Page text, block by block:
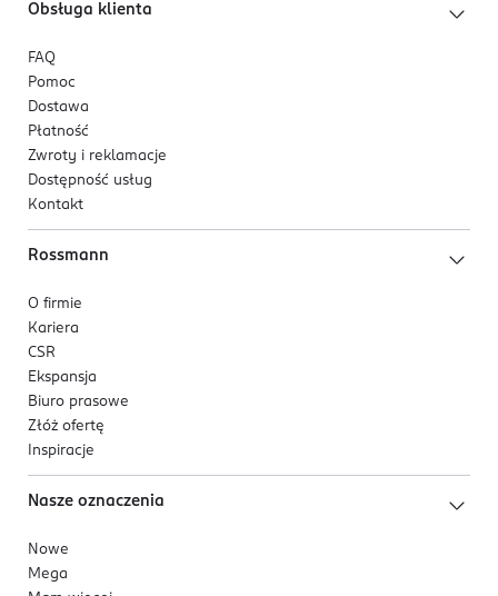
Obsługa klienta
FAQ
Pomoc
Dostawa
Płatność
Zwroty i reklamacje
Dostępność usług
Kontakt
Rossmann
O firmie
Kariera
CSR
Ekspansja
Biuro prasowe
Złóż ofertę
Inspiracje
Nasze oznaczenia
Nowe
Mega